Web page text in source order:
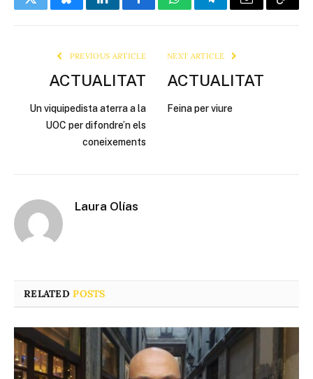
TwitterBlueskyLinkedInFacebookWhatsAppTelegramEmail Copy
PREVIOUS ARTICLE
ACTUALITAT
Un viquipedista aterra a la
UOC per difondre’n els
coneixements
NEXT ARTICLE
ACTUALITAT
Feina per viure
Laura Olías
RELATEDPOSTS